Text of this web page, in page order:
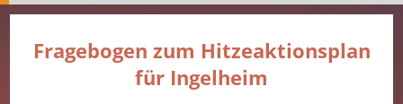
Fragebogen zum Hitzeaktionsplan
für Ingelheim